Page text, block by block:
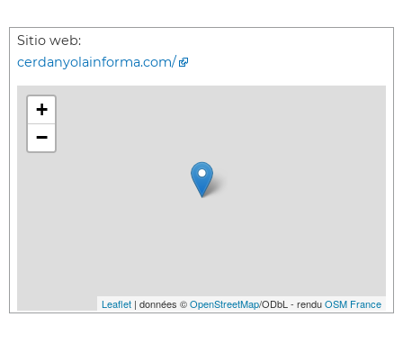
Sitio web:
cerdanyolainforma.com/
+
−
Leaflet | données ©OpenStreetMap/ODbL - renduOSM France